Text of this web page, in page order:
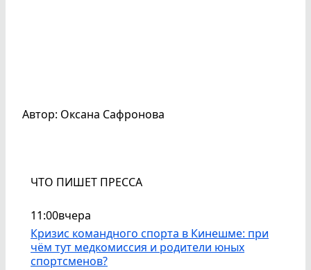
Автор: Оксана Сафронова
ЧТО ПИШЕТ ПРЕССА
11:00вчера
Кризис командного спорта в Кинешме: при
чём тут медкомиссия и родители юных
спортсменов?